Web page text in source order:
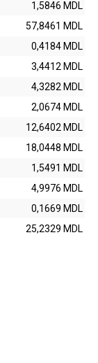
1,5846 MDL
57,8461 MDL
0,4184 MDL
3,4412 MDL
4,3282 MDL
2,0674 MDL
12,6402 MDL
18,0448 MDL
1,5491 MDL
4,9976 MDL
0,1669 MDL
25,2329 MDL